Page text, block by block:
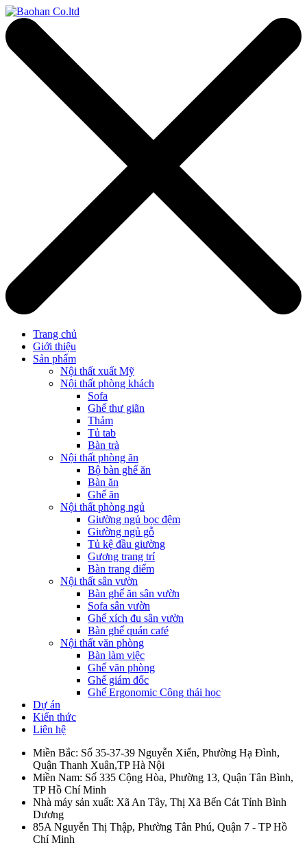
Trang chủ
Giới thiệu
Sản phẩm
Nội thất xuất Mỹ
Nội thất phòng khách
Sofa
Ghế thư giãn
Thảm
Tủ tab
Bàn trà
Nội thất phòng ăn
Bộ bàn ghế ăn
Bàn ăn
Ghế ăn
Nội thất phòng ngủ
Giường ngủ bọc đệm
Giường ngủ gỗ
Tủ kệ đầu giường
Gương trang trí
Bàn trang điểm
Nội thất sân vườn
Bàn ghế ăn sân vườn
Sofa sân vườn
Ghế xích đu sân vườn
Bàn ghế quán café
Nội thất văn phòng
Bàn làm việc
Ghế văn phòng
Ghế giám đốc
Ghế Ergonomic Công thái học
Dự án
Kiến thức
Liên hệ
Miền Bắc: Số 35-37-39 Nguyễn Xiển, Phường Hạ Đình,
Quận Thanh Xuân,TP Hà Nội
Miền Nam: Số 335 Cộng Hòa, Phường 13, Quận Tân Bình,
TP Hồ Chí Minh
Nhà máy sản xuất: Xã An Tây, Thị Xã Bến Cát Tỉnh Bình
Dương
85A Nguyễn Thị Thập, Phường Tân Phú, Quận 7 - TP Hồ
Chí Minh